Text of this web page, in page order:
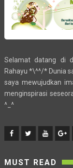
Selamat datang di
Rahayu *\^^/* Dunia
saya mewujudkan
menginspirasi
^_^
MUST READ